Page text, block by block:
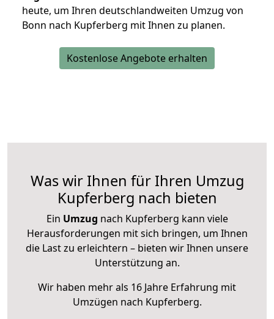
heute, um Ihren deutschlandweiten Umzug von
Bonn nach Kupferberg mit Ihnen zu planen.
Kostenlose Angebote erhalten
Was wir Ihnen für Ihren Umzug
Kupferberg nach bieten
Ein Umzug nach Kupferberg kann viele
Herausforderungen mit sich bringen, um Ihnen
die Last zu erleichtern – bieten wir Ihnen unsere
Unterstützung an.
Wir haben mehr als 16 Jahre Erfahrung mit
Umzügen nach Kupferberg.